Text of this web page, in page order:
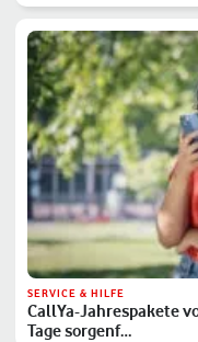
SERVICE & HILFE
CallYa-Jahrespakete
Tage sorgenf…